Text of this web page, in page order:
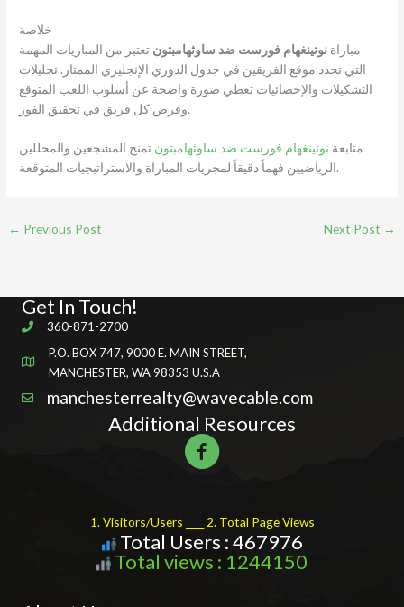
خلاصة
مباراة نوتينغهام فورست ضد ساوثهامبتون تعتبر من المباريات المهمة
التي تحدد موقع الفريقين في جدول الدوري الإنجليزي الممتاز. تحليلات
التشكيلات والإحصائيات تعطي صورة واضحة عن أسلوب اللعب المتوقع
وفرص كل فريق في تحقيق الفوز.
متابعة نوتينغهام فورست ضد ساوثهامبتون تمنح المشجعين والمحللين
الرياضيين فهماً دقيقاً لمجريات المباراة والاستراتيجيات المتوقعة.
← Previous Post Next Post →
Get In Touch!
360-871-2700
P.O. BOX 747, 9000 E. MAIN STREET,
MANCHESTER, WA 98353 U.S.A
manchesterrealty@wavecable.com
Additional Resources
1. Visitors/Users ____ 2. Total Page Views
Total Users : 467976
Total views : 1244150